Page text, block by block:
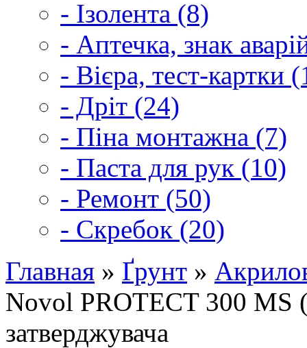
- Ізолента (8)
- Аптечка, знак
- Вієра, тест-картки
- Дріт (24)
- Піна монтажна (7)
- Паста для рук (10)
- Ремонт (50)
- Скребок (20)
Главная » Ґрунт »
Novol PROTECT 300 MS
затверджувача